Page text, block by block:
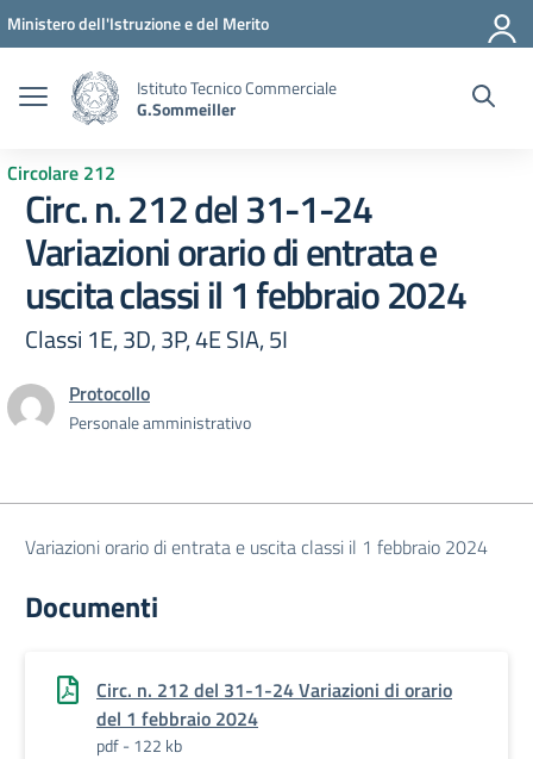
Vai ai contenuti
Vai al menu di navigazione
Vai al footer
Ministero dell'Istruzione e del Merito
Istituto Tecnico Commerciale
G.Sommeiller
Circolare 212
Circ. n. 212 del 31-1-24
Variazioni orario di entrata e
uscita classi il 1 febbraio 2024
Classi 1E, 3D, 3P, 4E SIA, 5I
Protocollo
Personale amministrativo
Variazioni orario di entrata e uscita classi il 1 febbraio 2024
Documenti
Circ. n. 212 del 31-1-24 Variazioni di orario
del 1 febbraio 2024
pdf - 122 kb